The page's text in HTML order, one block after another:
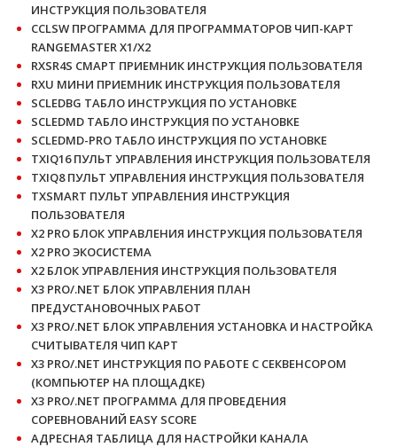
ИНСТРУКЦИЯ ПОЛЬЗОВАТЕЛЯ
CCLSW ПРОГРАММА ДЛЯ ПРОГРАММАТОРОВ ЧИП-КАРТ
RANGEMASTER X1/X2
RXSR4S СМАРТ ПРИЕМНИК ИНСТРУКЦИЯ ПОЛЬЗОВАТЕЛЯ
RXU МИНИ ПРИЕМНИК ИНСТРУКЦИЯ ПОЛЬЗОВАТЕЛЯ
SCLEDBG ТАБЛО ИНСТРУКЦИЯ ПО УСТАНОВКЕ
SCLEDMD ТАБЛО ИНСТРУКЦИЯ ПО УСТАНОВКЕ
SCLEDMD-PRO ТАБЛО ИНСТРУКЦИЯ ПО УСТАНОВКЕ
TXIQ16 ПУЛЬТ УПРАВЛЕНИЯ ИНСТРУКЦИЯ ПОЛЬЗОВАТЕЛЯ
TXIQ8 ПУЛЬТ УПРАВЛЕНИЯ ИНСТРУКЦИЯ ПОЛЬЗОВАТЕЛЯ
TXSMART ПУЛЬТ УПРАВЛЕНИЯ ИНСТРУКЦИЯ
ПОЛЬЗОВАТЕЛЯ
X2 PRO БЛОК УПРАВЛЕНИЯ ИНСТРУКЦИЯ ПОЛЬЗОВАТЕЛЯ
X2 PRO ЭКОСИСТЕМА
X2 БЛОК УПРАВЛЕНИЯ ИНСТРУКЦИЯ ПОЛЬЗОВАТЕЛЯ
X3 PRO/.NET БЛОК УПРАВЛЕНИЯ ПЛАН
ПРЕДУСТАНОВОЧНЫХ РАБОТ
X3 PRO/.NET БЛОК УПРАВЛЕНИЯ УСТАНОВКА И НАСТРОЙКА
СЧИТЫВАТЕЛЯ ЧИП КАРТ
X3 PRO/.NET ИНСТРУКЦИЯ ПО РАБОТЕ С СЕКВЕНСОРОМ
(КОМПЬЮТЕР НА ПЛОЩАДКЕ)
X3 PRO/.NET ПРОГРАММА ДЛЯ ПРОВЕДЕНИЯ
СОРЕВНОВАНИЙ EASY SCORE
АДРЕСНАЯ ТАБЛИЦА ДЛЯ НАСТРОЙКИ КАНАЛА